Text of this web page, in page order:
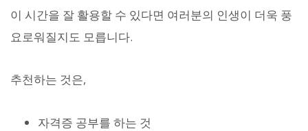
이 시간을 잘 활용할 수 있다면 여러분의 인생이 더욱 풍
요로워질지도 모릅니다.
추천하는 것은,
자격증 공부를 하는 것